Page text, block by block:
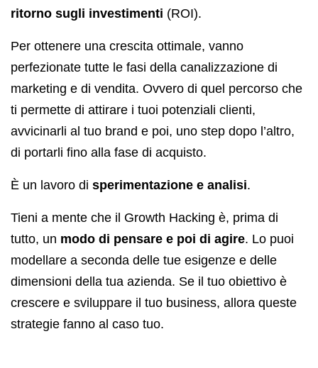
ritorno sugli investimenti (ROI).
Per ottenere una crescita ottimale, vanno
perfezionate tutte le fasi della canalizzazione di
marketing e di vendita. Ovvero di quel percorso che
ti permette di attirare i tuoi potenziali clienti,
avvicinarli al tuo brand e poi, uno step dopo l’altro,
di portarli fino alla fase di acquisto.
È un lavoro di sperimentazione e analisi.
Tieni a mente che il Growth Hacking è, prima di
tutto, un modo di pensare e poi di agire. Lo puoi
modellare a seconda delle tue esigenze e delle
dimensioni della tua azienda. Se il tuo obiettivo è
crescere e sviluppare il tuo business, allora queste
strategie fanno al caso tuo.